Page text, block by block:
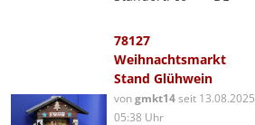
78127
Weihnachtsmarkt
Stand Glühwein
vongmkt14seit 13.08.2025,
05:38 Uhr